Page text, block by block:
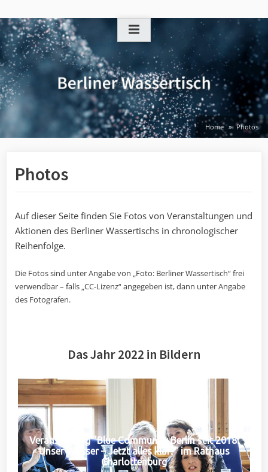
to
content
Home Photos
Photos
Auf dieser Seite finden Sie Fotos von Veranstaltungen und
Aktionen des Berliner Wassertischs in chronologischer
Reihenfolge.
Die Fotos sind unter Angabe von „Foto: Berliner Wassertisch“ frei
verwendbar – falls „CC-Lizenz“ angegeben ist, dann unter Angabe
des Fotografen.
Das Jahr 2022 in Bildern
Veranstaltung "Blue Community Berlin seit 2018:
Unser Wasser – Jetzt alles klar?" im Rathaus
Charlottenburg